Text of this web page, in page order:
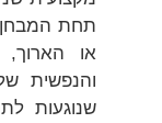
תחת המבחן
או
והנפשית
שנוגעות